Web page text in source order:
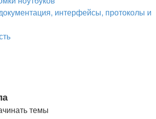
интерфейсы, протоколы и
темы